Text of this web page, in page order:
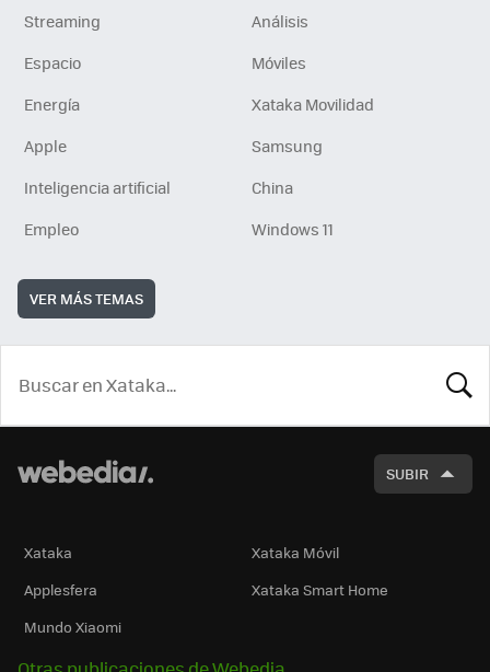
Streaming
Análisis
Espacio
Móviles
Energía
Xataka Movilidad
Apple
Samsung
Inteligencia artificial
China
Empleo
Windows 11
VER MÁS TEMAS
SUBIR
Xataka
Xataka Móvil
Applesfera
Xataka Smart Home
Mundo Xiaomi